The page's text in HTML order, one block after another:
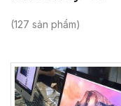
(127 sản phẩm)